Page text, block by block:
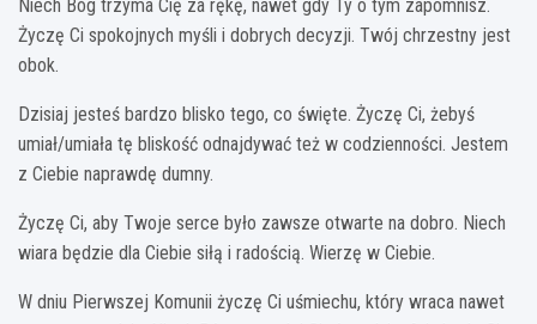
Niech Bóg trzyma Cię za rękę, nawet gdy Ty o tym zapomnisz.
Życzę Ci spokojnych myśli i dobrych decyzji. Twój chrzestny jest
obok.
Dzisiaj jesteś bardzo blisko tego, co święte. Życzę Ci, żebyś
umiał/umiała tę bliskość odnajdywać też w codzienności. Jestem
z Ciebie naprawdę dumny.
Życzę Ci, aby Twoje serce było zawsze otwarte na dobro. Niech
wiara będzie dla Ciebie siłą i radością. Wierzę w Ciebie.
W dniu Pierwszej Komunii życzę Ci uśmiechu, który wraca nawet